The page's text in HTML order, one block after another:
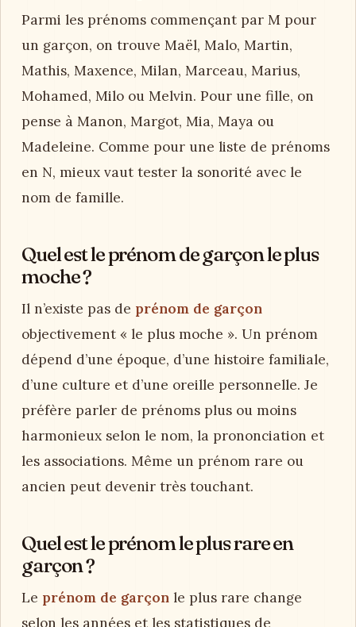
Parmi les prénoms commençant par M pour
un garçon, on trouve Maël, Malo, Martin,
Mathis, Maxence, Milan, Marceau, Marius,
Mohamed, Milo ou Melvin. Pour une fille, on
pense à Manon, Margot, Mia, Maya ou
Madeleine. Comme pour une liste de prénoms
en N, mieux vaut tester la sonorité avec le
nom de famille.
Quel est le prénom de garçon le plus
moche ?
Il n’existe pas de prénom de garçon
objectivement « le plus moche ». Un prénom
dépend d’une époque, d’une histoire familiale,
d’une culture et d’une oreille personnelle. Je
préfère parler de prénoms plus ou moins
harmonieux selon le nom, la prononciation et
les associations. Même un prénom rare ou
ancien peut devenir très touchant.
Quel est le prénom le plus rare en
garçon ?
Le prénom de garçon le plus rare change
selon les années et les statistiques de